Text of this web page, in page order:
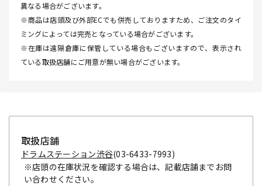
異なる場合がございます。
※商品は店頭及び外部ECでも併売しておりますため、ご注文のタイ
ミングによっては完売となっている場合がございます。
※在庫は遠隔倉庫に保管している場合もございますので、表示され
ている取扱店舗にご用意が無い場合がございます。
取扱店舗
ドラムステーション渋谷(03-6433-7993)
※店頭の在庫状況を確認する場合は、記載店舗までお問
い合わせください。